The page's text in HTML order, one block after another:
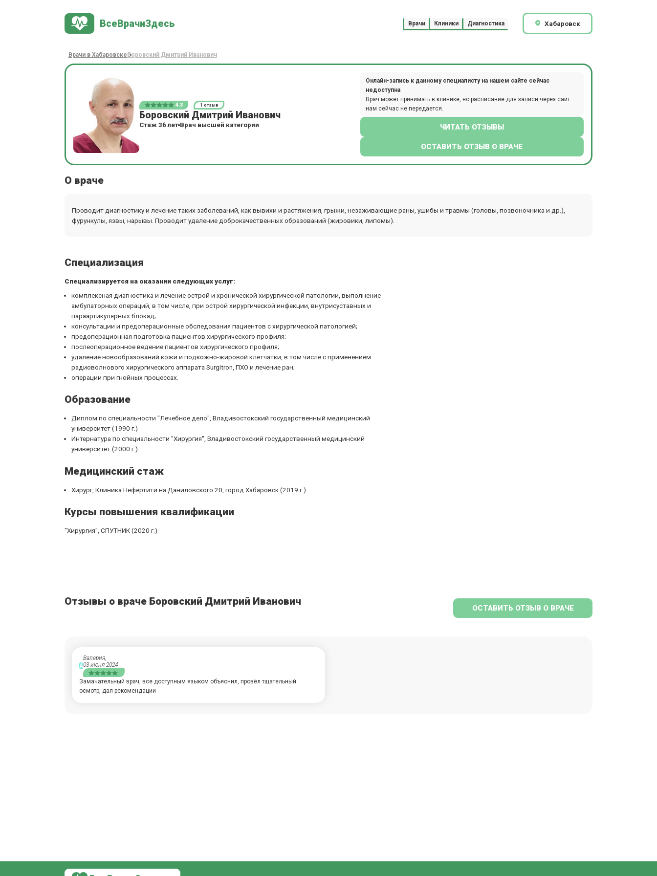
ВсеВрачиЗдесь Врачи Клиники Диагностика Хабаровск
Врачи в Хабаровске Боровский Дмитрий Иванович
4.3 1 отзыв
Боровский Дмитрий Иванович
Стаж 36 лет Врач высшей категории
Онлайн-запись к данному специалисту на нашем сайте сейчас
недоступна
Врач может принимать в клинике, но расписание для записи через сайт
нам сейчас не передается.
ЧИТАТЬ ОТЗЫВЫ
ОСТАВИТЬ ОТЗЫВ О ВРАЧЕ
О враче
Проводит диагностику и лечение таких заболеваний, как вывихи и растяжения, грыжи, незаживающие раны, ушибы и травмы (головы, позвоночника и др.),
фурункулы, язвы, нарывы. Проводит удаление доброкачественных образований (жировики, липомы).
Специализация
Специализируется на оказании следующих услуг:
комплексная диагностика и лечение острой и хронической хирургической патологии, выполнение
амбулаторных операций, в том числе, при острой хирургической инфекции, внутрисуставных и
параартикулярных блокад;
консультации и предоперационные обследования пациентов с хирургической патологией;
предоперационная подготовка пациентов хирургического профиля;
послеоперационное ведение пациентов хирургического профиля;
удаление новообразований кожи и подкожно-жировой клетчатки, в том числе с применением
радиоволнового хирургического аппарата Surgitron, ПХО и лечение ран;
операции при гнойных процессах.
Образование
Диплом по специальности "Лечебное дело", Владивостокский государственный медицинский
университет (1990 г.)
Интернатура по специальности "Хирургия", Владивостокский государственный медицинский
университет (2000 г.)
Медицинский стаж
Хирург, Клиника Нефертити на Даниловского 20, город Хабаровск (2019 г.)
Курсы повышения квалификации
"Хирургия", СПУТНИК (2020 г.)
Отзывы о враче Боровский Дмитрий Иванович
ОСТАВИТЬ ОТЗЫВ О ВРАЧЕ
А
Валерия,
03 июня 2024
Замачательный врач, все доступным языком объяснил, провёл тщательный
осмотр, дал рекомендации